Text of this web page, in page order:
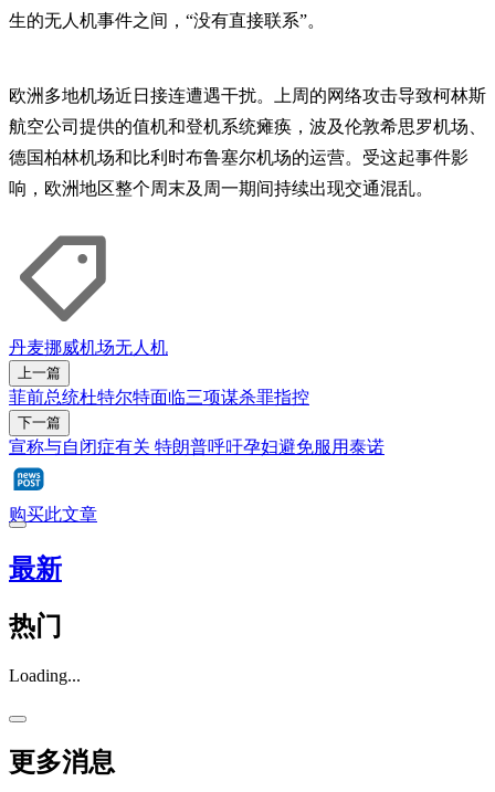
生的无人机事件之间，“没有直接联系”。
欧洲多地机场近日接连遭遇干扰。上周的网络攻击导致柯林斯
航空公司提供的值机和登机系统瘫痪，波及伦敦希思罗机场、
德国柏林机场和比利时布鲁塞尔机场的运营。受这起事件影
响，欧洲地区整个周末及周一期间持续出现交通混乱。
丹麦挪威机场无人机
上一篇
菲前总统杜特尔特面临三项谋杀罪指控
下一篇
宣称与自闭症有关 特朗普呼吁孕妇避免服用泰诺
购买此文章
最新
热门
Loading...
更多消息